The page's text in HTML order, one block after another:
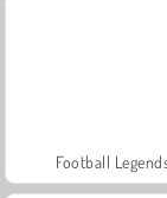
Football